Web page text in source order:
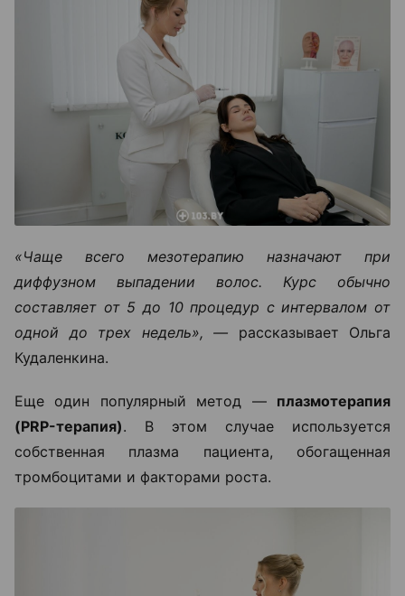
«Чаще всего мезотерапию назначают при
диффузном выпадении волос. Курс обычно
составляет от 5 до 10 процедур с интервалом от
одной до трех недель», — рассказывает Ольга
Кудаленкина.
Еще один популярный метод — плазмотерапия
(PRP-терапия). В этом случае используется
собственная плазма пациента, обогащенная
тромбоцитами и факторами роста.